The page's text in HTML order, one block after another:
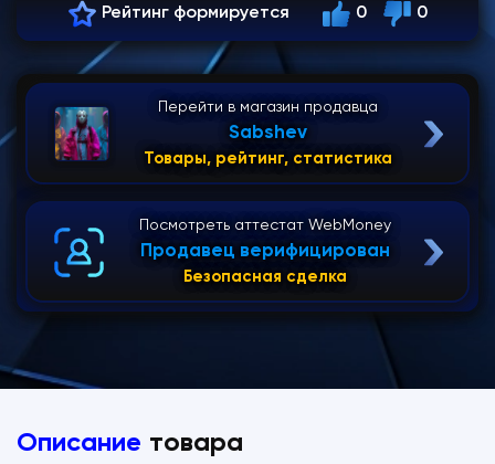
Рейтинг формируется 0 0
Перейти в магазин продавца
Sabshev
Товары, рейтинг, статистика
Посмотреть аттестат WebMoney
Продавец верифицирован
Безопасная сделка
Описание товара